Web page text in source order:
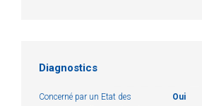
Diagnostics
Concerné par un Etat des
Oui